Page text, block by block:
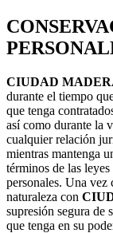
CIUDAD
durante el tiempo
que tenga
así como durante la
cualquier relación
mientras mantenga
términos de las
personales. Una
naturaleza con
supresión segura de
que tenga en su